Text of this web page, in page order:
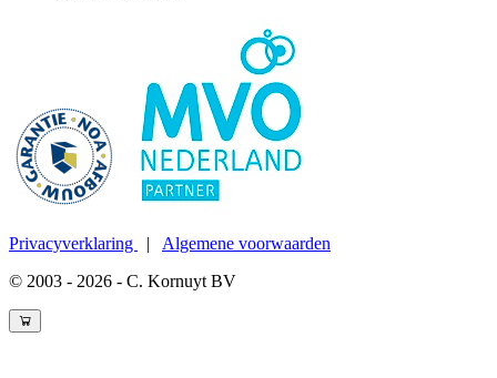
Privacyverklaring | Algemene voorwaarden
© 2003 - 2026 - C. Kornuyt BV